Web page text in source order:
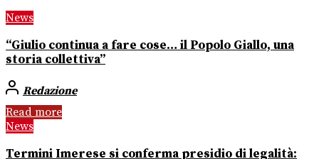
News
“Giulio continua a fare cose… il Popolo Giallo, una
storia collettiva”
Redazione
Read more
News
Termini Imerese si conferma presidio di legalità: